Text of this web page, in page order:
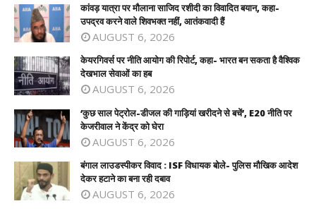
कांवड़ यात्रा पर मौलाना साजिद रशीदी का विवादित बयान, कहा-
उपद्रव करने वाले शिवभक्त नहीं, आतंकवादी हैं
AUGUST 6, 2026
केयरगिवर्स पर नीति आयोग की रिपोर्ट, कहा- भारत बन सकता है वैश्विक
देखभाल सेवाओं का हब
AUGUST 6, 2026
‘कुछ साल पेट्रोल-डीजल की गाड़ियां खरीदने से बचें’, E20 नीति पर
केजरीवाल ने केंद्र को घेरा
AUGUST 6, 2026
बंगाल लाउडस्पीकर विवाद : ISF विधायक बोले- पुलिस मौखिक आदेश
देकर हटाने का बना रही दबाव
AUGUST 6, 2026